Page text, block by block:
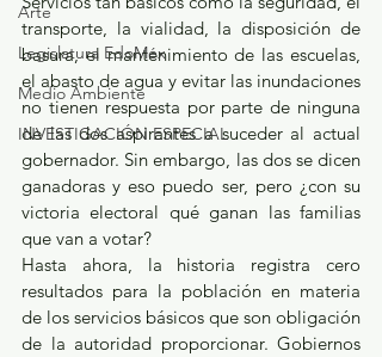
Arte
Legislatura EdoMéx
Medio Ambiente
INVESTIGACIÓN ESPECIAL
transporte, la vialidad, la disposición de
basura, el mantenimiento de las escuelas,
el abasto de agua y evitar las inundaciones
no tienen respuesta por parte de ninguna
de las dos aspirantes a suceder al actual
gobernador. Sin embargo, las dos se dicen
ganadoras y eso puedo ser, pero ¿con su
victoria electoral qué ganan las familias
que van a votar?
Hasta ahora, la historia registra cero
resultados para la población en materia
de los servicios básicos que son obligación
de la autoridad proporcionar. Gobiernos